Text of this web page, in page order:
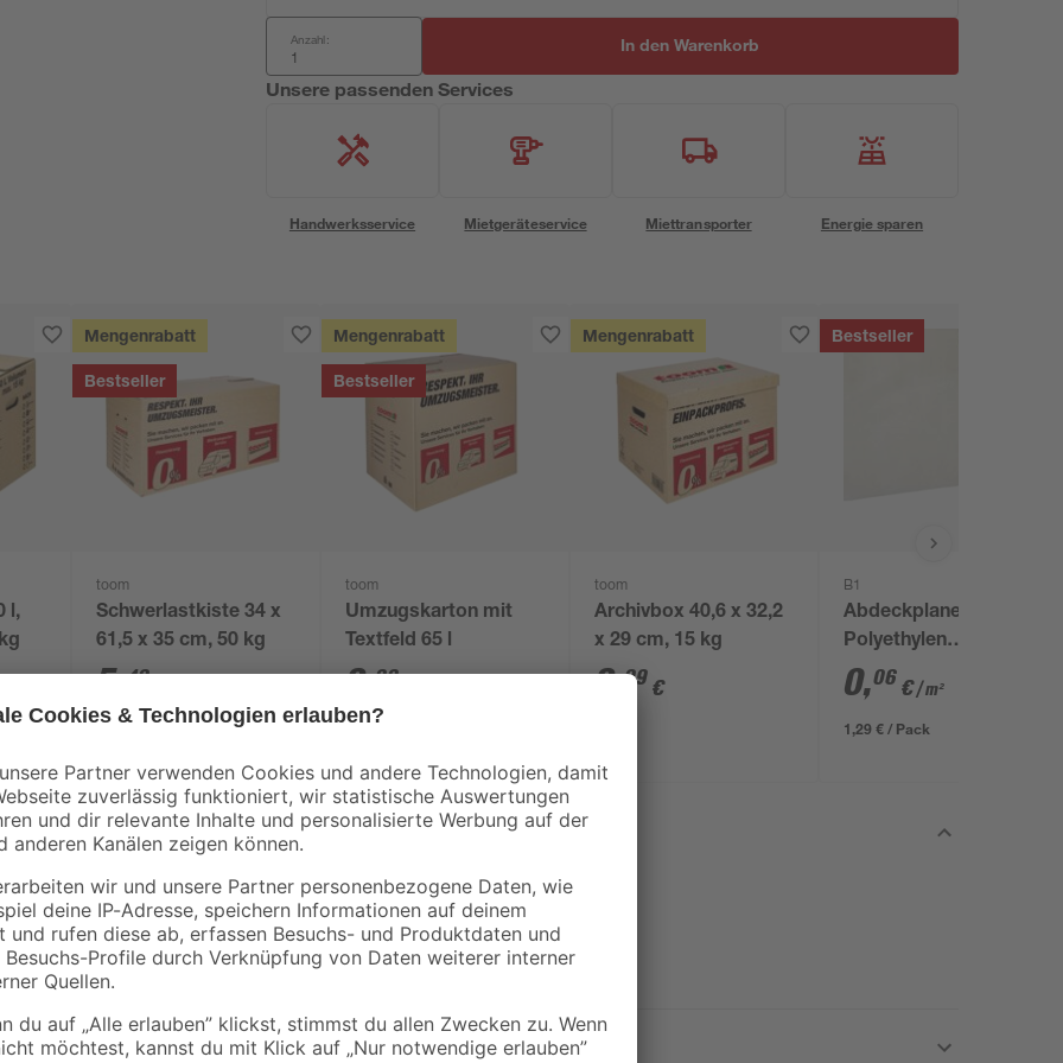
Anzahl: In den Warenkorb
Unsere passenden Services
Handwerksservice Mietgeräteservice Miettransporter Energie sparen
l,
Mengenrabatt
Bestseller
toom
Schwerlastkiste 34 x
61,5 x 35 cm, 50 kg
5,49
Mengenrabatt
Bestseller
toom
Umzugskarton mit
Textfeld 65 l
3,99
Mengenrabatt
toom
Archivbox 40,6 x 32,2
x 29 cm, 15 kg
3,99 €
Bestseller
B1
Abdeckplane
Polyethylen
transparent 4 x 5 m
0,06 €/ m²
1,29 € / Pack